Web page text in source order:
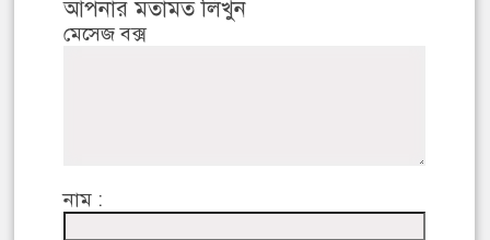
আপনার মতামত লিখুন
মেসেজ বক্স
নাম :